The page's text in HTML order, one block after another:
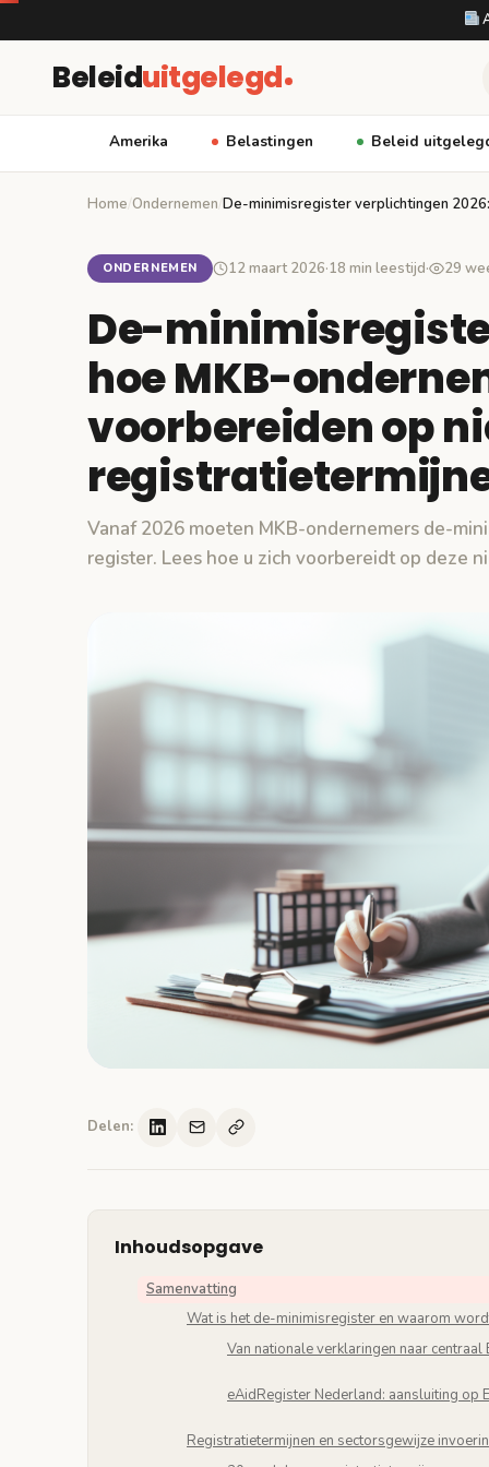
Beleiduitgelegd
Amerika Belastingen Beleid
Home Ondernemen De-minimisregister verplichtingen
ONDERNEMEN 12 maart 2026·18 min leestijd· 29
De-
hoe MKB-
voorbereiden op
Vanaf 2026 moeten MKB-ondernemers de-
register. Lees hoe u zich voorbereidt op deze
Delen:
Inhoudsopgave
Samenvatting
Wat is het de-minimisregister en waarom
Van nationale verklaringen naar centraal
eAidRegister Nederland: aansluiting op
Registratietermijnen en sectorsgewijze